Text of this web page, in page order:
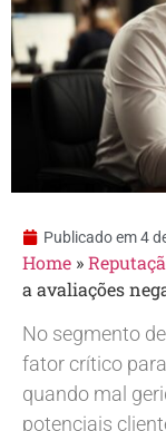
Publicado em4
Home »
a avaliações
No segmento
fator crítico
quando mal
potenciais